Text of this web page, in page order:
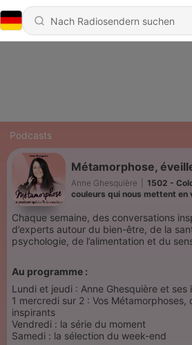
Podcasts
Métamorphose,
Anne Ghesquière
1502 -
couleurs qui nous mettent en
Chaque semaine, des conversations
d’experts autour du bien-être, de la
psychologie, de l’alimentation et du
Au programme :
Lundi et jeudi : Anne Ghesquière et ses
1 mercredi sur 2 : Vos Métamorphoses,
inspirants
Vendredi : la série du moment
Samedi : la sélection du week-end